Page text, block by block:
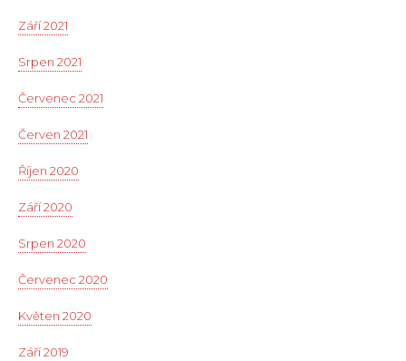
Září 2021
Srpen 2021
Červenec 2021
Červen 2021
Říjen 2020
Září 2020
Srpen 2020
Červenec 2020
Květen 2020
Září 2019